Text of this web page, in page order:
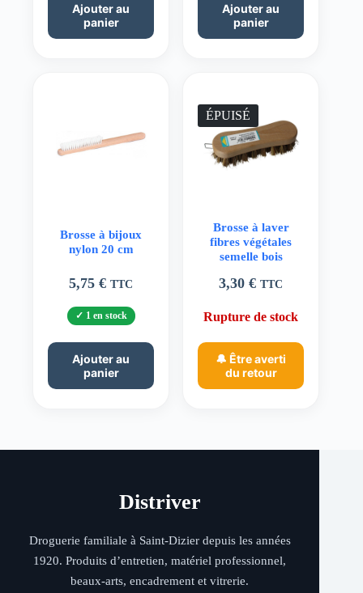
Ajouter au
panier
Ajouter au
panier
Brosse à bijoux
nylon 20 cm
5,75€ TTC
1 en stock
Ajouter au
panier
ÉPUISÉ
Brosse à laver
fibres végétales
semelle bois
3,30€ TTC
Rupture de stock
🔔 Être averti
du retour
Distriver
Droguerie familiale à Saint-Dizier depuis les années
1920. Produits d’entretien, matériel professionnel,
beaux-arts, encadrement et vitrerie.